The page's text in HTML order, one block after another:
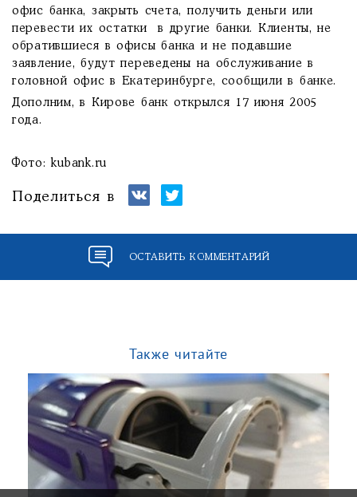
офис банка, закрыть счета, получить деньги или
перевести их остатки в другие банки. Клиенты, не
обратившиеся в офисы банка и не подавшие
заявление, будут переведены на обслуживание в
головной офис в Екатеринбурге, сообщили в банке.
Дополним, в Кирове банк открылся 17 июня 2005
года.
Фото: kubank.ru
Поделиться в
ОСТАВИТЬ КОММЕНТАРИЙ
Также читайте